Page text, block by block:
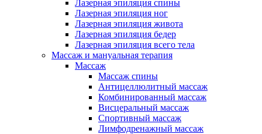
Лазерная эпиляция спины
Лазерная эпиляция ног
Лазерная эпиляция живота
Лазерная эпиляция бедер
Лазерная эпиляция всего тела
Массаж и мануальная терапия
Массаж
Массаж спины
Антицеллюлитный массаж
Комбинированный массаж
Висцеральный массаж
Спортивный массаж
Лимфодренажный массаж